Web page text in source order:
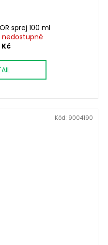
sprej 100 ml
Kč
Kód: 9004190